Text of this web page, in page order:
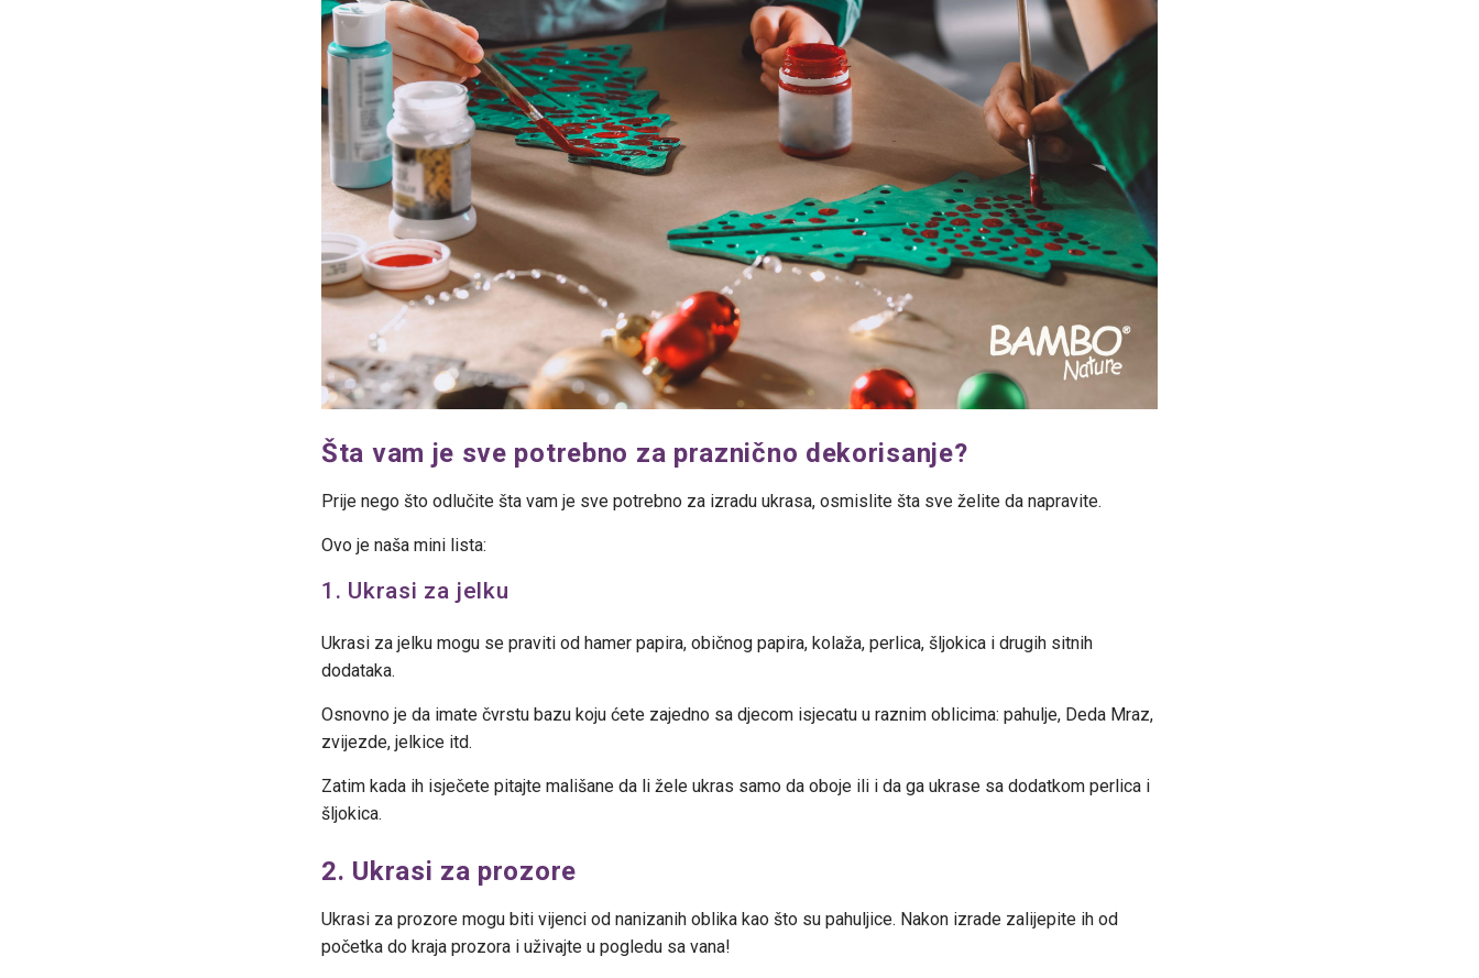
Šta vam je sve potrebno za praznično dekorisanje?
Prije nego što odlučite šta vam je sve potrebno za izradu ukrasa, osmislite šta sve želite da napravite.
Ovo je naša mini lista:
1. Ukrasi za jelku
Ukrasi za jelku mogu se praviti od hamer papira, običnog papira, kolaža, perlica, šljokica i drugih sitnih
dodataka.
Osnovno je da imate čvrstu bazu koju ćete zajedno sa djecom isjecatu u raznim oblicima: pahulje, Deda Mraz,
zvijezde, jelkice itd.
Zatim kada ih isječete pitajte mališane da li žele ukras samo da oboje ili i da ga ukrase sa dodatkom perlica i
šljokica.
2. Ukrasi za prozore
Ukrasi za prozore mogu biti vijenci od nanizanih oblika kao što su pahuljice. Nakon izrade zalijepite ih od
početka do kraja prozora i uživajte u pogledu sa vana!